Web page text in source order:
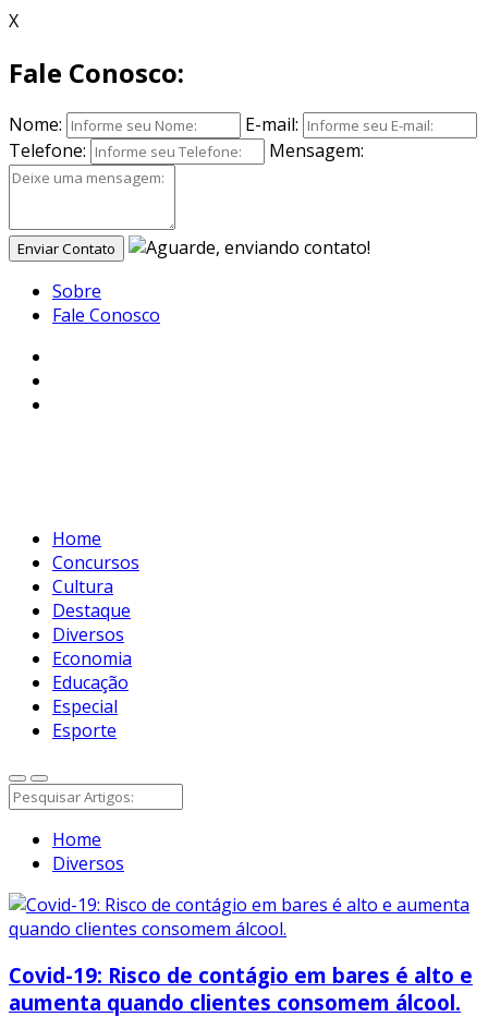
X
Fale Conosco:
Nome:
E-mail:
Telefone:
Mensagem:
Enviar Contato
Sobre
Fale Conosco
Home
Concursos
Cultura
Destaque
Diversos
Economia
Educação
Especial
Esporte
Home
Diversos
Covid-19: Risco de contágio em bares é alto e
aumenta quando clientes consomem álcool.